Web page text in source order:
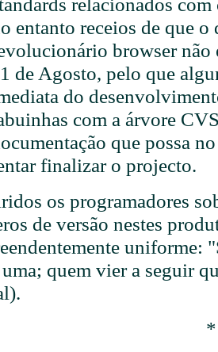
entanto receios de que
browser não
de Agosto, pelo que
do
com a árvore
que possa
finalizar o projecto.
os programadores
de versão nestes
uniforme:
quem vier a seguir
*